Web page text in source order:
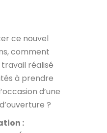
ce nouvel
comment
réalisé
à prendre
d’une
?
: